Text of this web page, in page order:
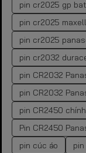
pin cr2025 gp
pin cr2025 maxell
pin cr2025
pin cr2032
pin CR2032
pin CR2032
pin CR2450
Pin CR2450
pin cúc áo